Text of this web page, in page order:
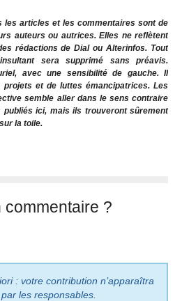
les articles et les commentaires sont de
auteurs ou autrices. Elles ne reflètent
rédactions de Dial ou Alterinfos. Tout
sera supprimé sans préavis.
avec une sensibilité de gauche. Il
projets et de luttes émancipatrices. Les
semble aller dans le sens contraire
ici, mais ils trouveront sûrement
la toile.
?
: votre contribution n’apparaîtra
les responsables.